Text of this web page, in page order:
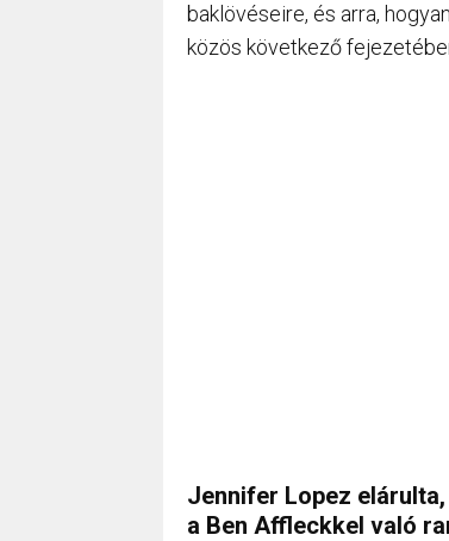
baklövéseire, és arra,
közös következő
Jennifer Lopez
a Ben Affleckkel való